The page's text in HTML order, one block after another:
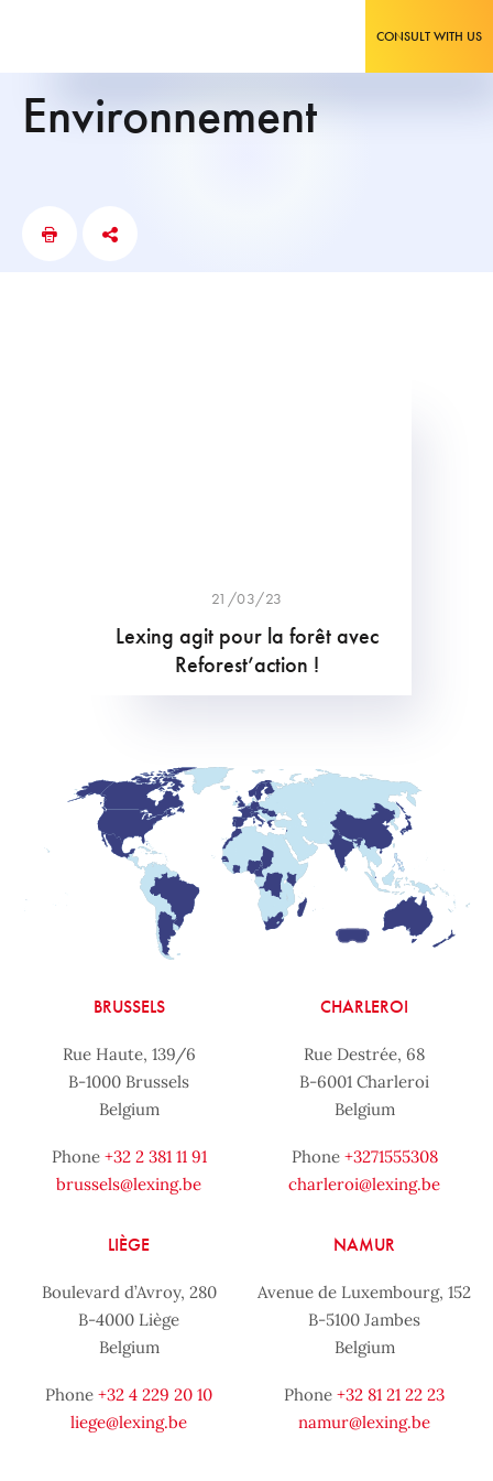
CONSULT WITH US
Environnement
21/03/23
Lexing agit pour la forêt avec
Reforest’action !
BRUSSELS
Rue Haute, 139/6
B-1000 Brussels
Belgium
Phone +32 2 381 11 91
brussels@lexing.be
CHARLEROI
Rue Destrée, 68
B-6001 Charleroi
Belgium
Phone +3271555308
charleroi@lexing.be
LIÈGE
Boulevard d’Avroy, 280
B-4000 Liège
Belgium
Phone +32 4 229 20 10
liege@lexing.be
NAMUR
Avenue de Luxembourg, 152
B-5100 Jambes
Belgium
Phone +32 81 21 22 23
namur@lexing.be